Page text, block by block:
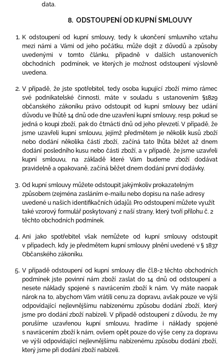
data.
8. ODSTOUPENÍ OD KUPNÍ SMLOUVY
K odstoupení od kupní smlouvy, tedy k ukončení smluvního vztahu
mezi námi a Vámi od jeho počátku, může dojít z důvodů a způsoby
uvedenými v tomto článku, případně v dalších ustanoveních
obchodních podmínek, ve kterých je možnost odstoupení výslovně
uvedena.
V případě, že jste spotřebitel, tedy osoba kupující zboží mimo rámec
své podnikatelské činnosti, máte v souladu s ustanovením §1829
občanského zákoníku právo odstoupit od kupní smlouvy bez udání
důvodu ve lhůtě 14 dnů ode dne uzavření kupní smlouvy, resp. pokud se
jedná o koupi zboží, pak do čtrnácti dnů od jeho převzetí. V případě, že
jsme uzavřeli kupní smlouvu, jejímž předmětem je několik kusů zboží
nebo dodání několika částí zboží, začíná tato lhůta běžet až dnem
dodání posledního kusu nebo části zboží, a v případě, že jsme uzavřeli
kupní smlouvu, na základě které Vám budeme zboží dodávat
pravidelně a opakovaně, začíná běžet dnem dodání první dodávky.
Od kupní smlouvy můžete odstoupit jakýmkoliv prokazatelným
způsobem (zejména zasláním e-mailu nebo dopisu na naše adresy
uvedené u našich identifikačních údajů). Pro odstoupení můžete využít
také vzorový formulář poskytovaný z naší strany, který tvoří přílohu č. 2
těchto obchodních podmínek.
Ani jako spotřebitel však nemůžete od kupní smlouvy odstoupit
v případech, kdy je předmětem kupní smlouvy plnění uvedené v § 1837
Občanského zákoníku.
V případě odstoupení od kupní smlouvy dle čl.8-2těchto obchodních
podmínek jste povinní nám zboží zaslat do 14 dnů od odstoupení a
nesete náklady spojené s navrácením zboží k nám. Vy máte naopak
nárok na to, abychom Vám vrátili cenu za dopravu, avšak pouze ve výši
odpovídající nejlevnějšímu nabízenému způsobu dodání zboží, který
jsme pro dodání zboží nabízeli. V případě odstoupení z důvodu, že my
porušíme uzavřenou kupní smlouvu, hradíme i náklady spojené
s navrácením zboží k nám, ovšem opět pouze do výše ceny za dopravu
ve výši odpovídající nejlevnějšímu nabízenému způsobu dodání zboží,
který jsme při dodání zboží nabízeli.